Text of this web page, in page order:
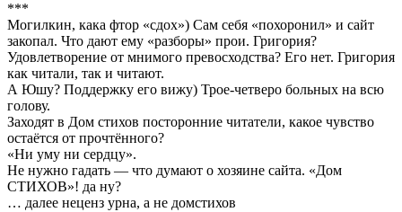
***
Могилкин, кака фтор «сдох») Сам себя «похоронил» и сайт
закопал. Что дают ему «разборы» прои. Григория?
Удовлетворение от мнимого превосходства? Его нет. Григория
как читали, так и читают.
А Юшу? Поддержку его вижу) Трое-четверо больных на всю
голову.
Заходят в Дом стихов посторонние читатели, какое чувство
остаётся от прочтённого?
«Ни уму ни сердцу».
Не нужно гадать — что думают о хозяине сайта. «Дом
СТИХОВ»! да ну?
… далее неценз урна, а не домстихов